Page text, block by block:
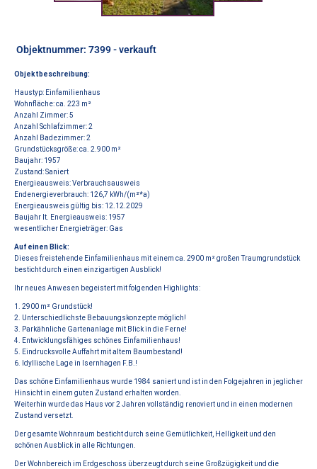
Objektnummer: 7399 - verkauft
Objektbeschreibung:
Haustyp: Einfamilienhaus
Wohnfläche:ca. 223 m²
Anzahl Zimmer:5
Anzahl Schlafzimmer:2
Anzahl Badezimmer:2
Grundstücksgröße:ca. 2.900 m²
Baujahr: 1957
Zustand:Saniert
Energieausweis:Verbrauchsausweis
Endenergieverbrauch: 126,7 kWh/(m²*a)
Energieausweis gültig bis: 12.12.2029
Baujahr lt. Energieausweis: 1957
wesentlicher Energieträger: Gas
Auf einen Blick:
Dieses freistehende Einfamilienhaus mit einem ca. 2900 m² großen Traumgrundstück
besticht durch einen einzigartigen Ausblick!
Ihr neues Anwesen begeistert mit folgenden Highlights:
1. 2900 m² Grundstück!
2. Unterschiedlichste Bebauungskonzepte möglich!
3. Parkähnliche Gartenanlage mit Blick in die Ferne!
4. Entwicklungsfähiges schönes Einfamilienhaus!
5. Eindrucksvolle Auffahrt mit altem Baumbestand!
6. Idyllische Lage in Isernhagen F.B.!
Das schöne Einfamilienhaus wurde 1984 saniert und ist in den Folgejahren in jeglicher
Hinsicht in einem guten Zustand erhalten worden.
Weiterhin wurde das Haus vor 2 Jahren vollständig renoviert und in einen modernen
Zustand versetzt.
Der gesamte Wohnraum besticht durch seine Gemütlichkeit, Helligkeit und den
schönen Ausblick in alle Richtungen.
Der Wohnbereich im Erdgeschoss überzeugt durch seine Großzügigkeit und die